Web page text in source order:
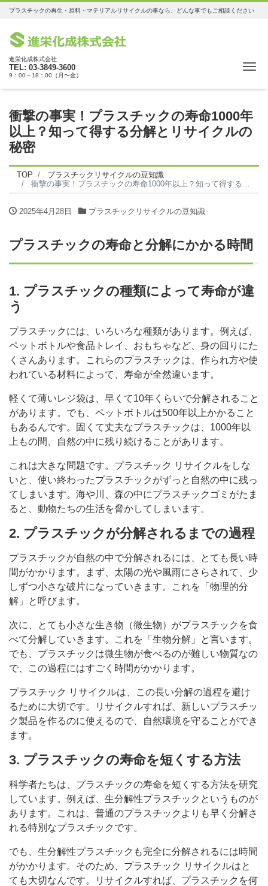
プラスチックの再生・原料・マテリアルリサイクルの事なら、どんな事でもご相談ください
進栄化成株式会社
TEL: 03-3849-3600
9：00～18：00（月〜金）
衝撃の事実！プラスチックの寿命1000年
以上？知って得する分解とリサイクルの
秘密
TOP
プラスチックリサイクルの豆知識
衝撃の事実！プラスチックの寿命1000年以上？知って得する分解とリサイクルの秘密
2025年4月28日 プラスチックリサイクルの豆知識
プラスチックの寿命と分解にかかる時間
1. プラスチックの種類によって寿命が違
う
プラスチックには、いろいろな種類があります。例えば、
ペットボトルや食品トレイ、おもちゃなど、身の回りにた
くさんあります。これらのプラスチックは、作られ方や使
われている材料によって、寿命が全然違います。
軽くて薄いレジ袋は、早くて10年くらいで分解されること
があります。でも、ペットボトルは500年以上かかること
もあるんです。固くて丈夫なプラスチックは、1000年以
上もの間、自然の中に残り続けることがあります。
これは大きな問題です。プラスチック リサイクルをしな
いと、使い終わったプラスチックがずっと自然の中に残っ
てしまいます。海や川、森の中にプラスチックゴミがたま
ると、動物たちの生活を脅かしてしまいます。
2. プラスチックが分解されるまでの過程
プラスチックが自然の中で分解されるには、とても長い時
間がかかります。まず、太陽の光や風雨にさらされて、少
しずつ小さな破片になっていきます。これを「物理的分
解」と呼びます。
次に、とても小さな生き物（微生物）がプラスチックを食
べて分解していきます。これを「生物分解」と言います。
でも、プラスチックは微生物が食べるのが難しい物質なの
で、この過程にはすごく時間がかかります。
プラスチック リサイクルは、この長い分解の過程を避け
るために大切です。リサイクルすれば、新しいプラスチッ
ク製品を作るのに使えるので、自然環境を守ることができ
ます。
3. プラスチックの寿命を短くする方法
科学者たちは、プラスチックの寿命を短くする方法を研究
しています。例えば、生分解性プラスチックというものが
あります。これは、普通のプラスチックよりも早く分解さ
れる特別なプラスチックです。
でも、生分解性プラスチックも完全に分解されるには時間
がかかります。そのため、プラスチック リサイクルはと
ても大切なんです。リサイクルすれば、プラスチックを何